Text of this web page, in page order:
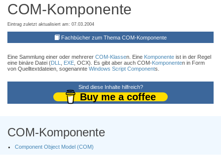
COM-Komponente
Eintrag zuletzt aktualisiert am: 07.03.2004
Fachbücher zum Thema COM-Komponente
Eine Sammlung einer oder mehrerer COM-Klassen. Eine Komponente ist in der Regel
eine binäre Datei (DLL EXE , OCX). Es gibt aber auch COM-Komponenten in Form
von Quelltextdateien, sogenannte Windows Script Components.
Sind diese Inhalte hilfreich?
Buy me a coffee
COM-Komponente
Component Object Model (COM)